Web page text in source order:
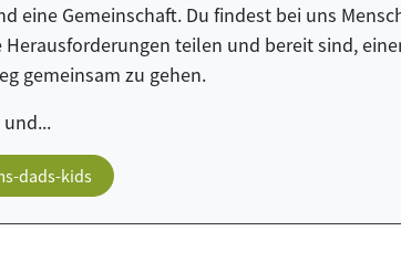
eine Gemeinschaft. Du findest bei uns
Herausforderungen teilen und bereit sind,
gemeinsam zu gehen.
dads-kids